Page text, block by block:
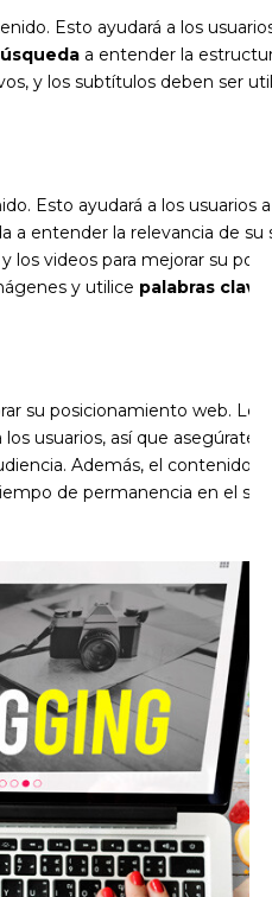
Esto ayudará a los
a entender la
y los subtítulos deben ser
Esto ayudará a los usuarios
a entender la relevancia de su
videos para mejorar su
y utilice palabras clave
su posicionamiento web.
usuarios, así que asegúrate
Además, el contenido
de permanencia en el